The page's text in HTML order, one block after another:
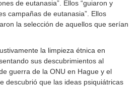
de eutanasia”. Ellos “guiaron y
campañas de eutanasia”. Ellos
la selección de aquellos que serían
la limpieza étnica en
sus descubrimientos al
guerra de la ONU en Hague y el
descubrió que las ideas psiquiátricas